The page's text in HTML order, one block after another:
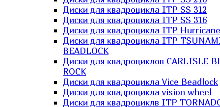
Диски для квадроцикла ITP SS 312
Диски для квадроцикла ITP SS 316
Диски для квадроцикла ITP Hurricane
Диски для квадроцикла ITP
BEADLOCK
Диски для квадроциклов CARLISLE
ROCK
Диски для квадроцикла Vice Beadlock
Диски для квадроцикла vision wheel
Диски для квадроциклв ITP